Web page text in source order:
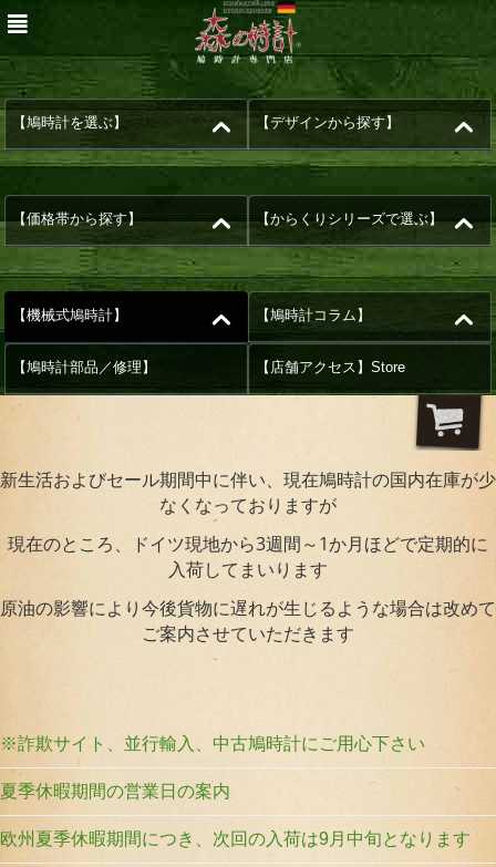
【鳩時計を選ぶ】 【デザインから探す】
【価格帯から探す】 【からくりシリーズで選ぶ】
【機械式鳩時計】 【鳩時計コラム】
【鳩時計部品／修理】 【店舗アクセス】Store
新生活およびセール期間中に伴い、現在鳩時計の国内在庫が少
なくなっておりますが
現在のところ、ドイツ現地から3週間～1か月ほどで定期的に
入荷してまいります
原油の影響により今後貨物に遅れが生じるような場合は改めて
ご案内させていただきます
※詐欺サイト、並行輸入、中古鳩時計にご用心下さい
夏季休暇期間の営業日の案内
欧州夏季休暇期間につき、次回の入荷は9月中旬となります